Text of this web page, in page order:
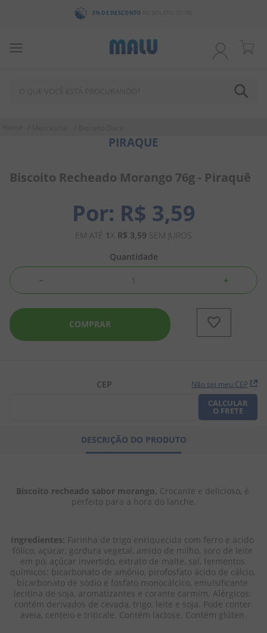
3% DE DESCONTO
PIRAQUE
Biscoito Recheado Morango 76g - Piraquê
R$ 3,59
EM ATÉ 1X R$ 3,59 SEM JUROS
Quantidade
＋
－
COMPRAR
CEP Não sei meu CEP
CALCULAR
O FRETE
DESCRIÇÃO DO PRODUTO
Biscoito recheado sabor morango. Crocante e delicioso, é
perfeito para a hora do lanche.
Ingredientes: Farinha de trigo enriquecida com ferro e ácido
fólico, açúcar, gordura vegetal, amido de milho, soro de leite
em pó, açúcar invertido, extrato de malte, sal, fermentos
químicos: bicarbonato de amônio, pirofosfato ácido de cálcio,
bicarbonato de sódio e fosfato monocálcico, emulsificante
lecitina de soja, aromatizantes e corante carmim. Alérgicos:
contém derivados de cevada, trigo, leite e soja. Pode conter
aveia, centeio e triticale. Contém lactose. Contém glúten.
1º
chocolate
3º
pirulito
5º
amendoim
salgadinho
7º
chiclete
9º
biscoito
bala goma